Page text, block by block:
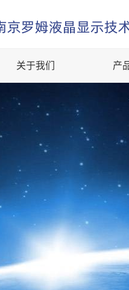
关于我们 产